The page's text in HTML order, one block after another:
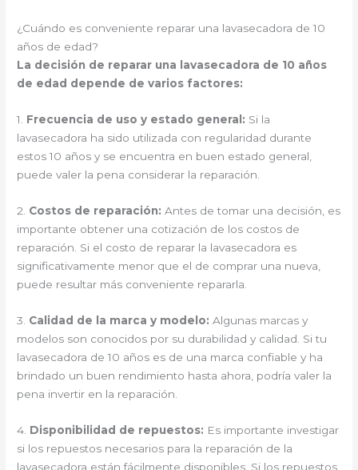
¿Cuándo es conveniente reparar una lavasecadora de 10
años de edad?
La decisión de reparar una lavasecadora de 10 años
de edad depende de varios factores:
1. Frecuencia de uso y estado general: Si la
lavasecadora ha sido utilizada con regularidad durante
estos 10 años y se encuentra en buen estado general,
puede valer la pena considerar la reparación.
2. Costos de reparación: Antes de tomar una decisión, es
importante obtener una cotización de los costos de
reparación. Si el costo de reparar la lavasecadora es
significativamente menor que el de comprar una nueva,
puede resultar más conveniente repararla.
3. Calidad de la marca y modelo: Algunas marcas y
modelos son conocidos por su durabilidad y calidad. Si tu
lavasecadora de 10 años es de una marca confiable y ha
brindado un buen rendimiento hasta ahora, podría valer la
pena invertir en la reparación.
4. Disponibilidad de repuestos: Es importante investigar
si los repuestos necesarios para la reparación de la
lavasecadora están fácilmente disponibles. Si los repuestos